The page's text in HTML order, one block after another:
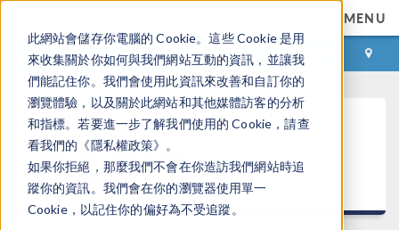
此網站會儲存你電腦的 Cookie。這些 Cookie 是用
來收集關於你如何與我們網站互動的資訊，並讓我
們能記住你。我們會使用此資訊來改善和自訂你的
瀏覽體驗，以及關於此網站和其他媒體訪客的分析
和指標。若要進一步了解我們使用的 Cookie，請查
看我們的《隱私權政策》。
如果你拒絕，那麼我們不會在你造訪我們網站時追
蹤你的資訊。我們會在你的瀏覽器使用單一
Cookie，以記住你的偏好為不受追蹤。
MENU
登录 咨询与购买
COMSOL
Multiphysics®
5.4 发布亮点